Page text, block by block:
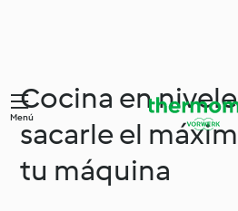
Menú
Cocina en
sacarle el
tu máquina